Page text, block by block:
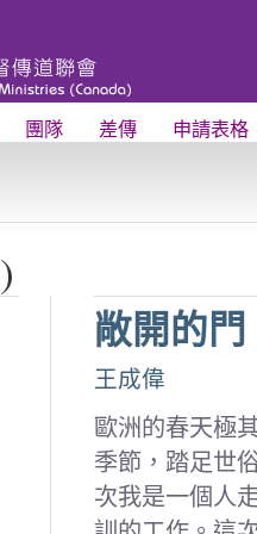
團隊 差傳 申請表格
敞開的門
王成偉
歐洲的春天極
季節，踏足世
次我是一個人